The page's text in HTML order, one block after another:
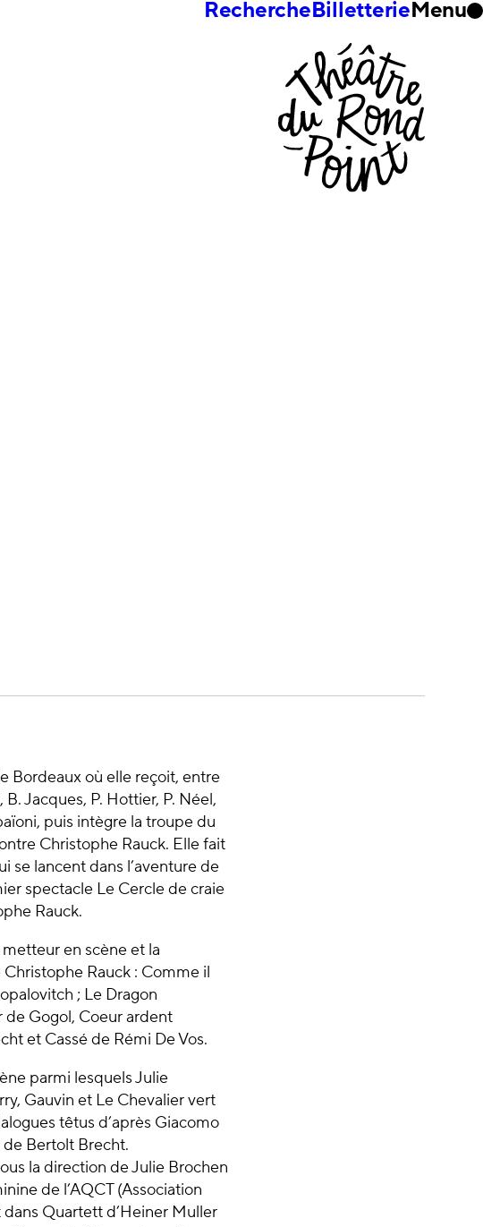
RechercheBilletterieMenu
Bordeaux où elle reçoit, entre
Jacques, P. Hottier, P. Néel,
puis intègre la troupe du
Christophe Rauck. Elle fait
se lancent dans l’aventure de
spectacle Le Cercle de craie
Rauck.
en scène et la
Rauck : Comme il
; Le Dragon
de Gogol, Coeur ardent
et Cassé de Rémi De Vos.
parmi lesquels Julie
Gauvin et Le Chevalier vert
têtus d’après Giacomo
Bertolt Brecht.
la direction de Julie Brochen
de l’AQCT (Association
Quartett d’Heiner Muller